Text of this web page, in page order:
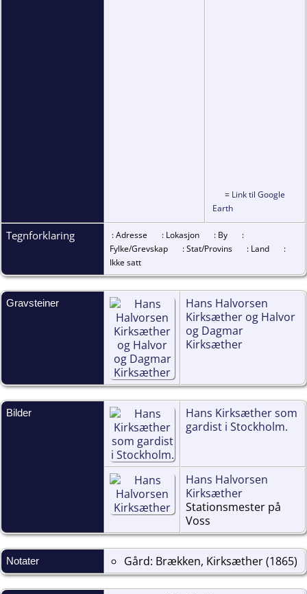
= Link til Google
Earth
Tegnforklaring : Adresse : Lokasjon : By
:
Fylke/Grevskap
: Stat/Provins : Land
:
Ikke satt
Gravsteiner
Hans Halvorsen
Kirksæther og Halvor
og Dagmar
Kirksæther
Bilder
Hans Kirksæther som
gardist i Stockholm.
Hans Halvorsen
Kirksæther
Stationsmester på
Voss
Notater Gård: Brækken, Kirksæther (1865)